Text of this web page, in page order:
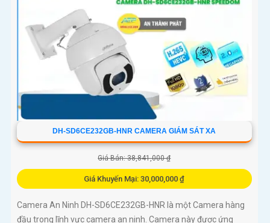
DH-SD6CE232GB-HNR CAMERA GIÁM SÁT XA
Giá Bán: 38,841,000 ₫
Giá Khuyến Mại: 30,000,000 ₫
Camera An Ninh DH-SD6CE232GB-HNR là một Camera hàng
đầu trong lĩnh vực camera an ninh. Camera này được ứng